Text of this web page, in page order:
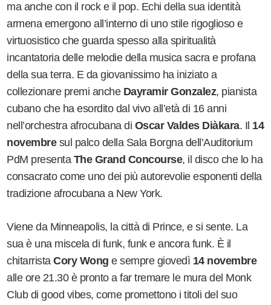
ma anche con il rock e il pop. Echi della sua identità
armena emergono all ’interno di uno stile rigoglioso e
virtuosistico che guarda spesso alla spiritualità
incantatoria delle melodie della musica sacra e profana
della sua terra. E da giovanissimo ha iniziato a
collezionare premi anche Dayramir Gonzalez, pianista
cubano che ha esordito dal vivo all ’età di 16 anni
nell ’orchestra afrocubana di Oscar Valdes Diàkara. Il 14
novembresul palco della Sala Borgna dell ’Auditorium
PdM presenta The Grand Concourse, il disco che lo ha
consacrato come uno dei più autorevolie esponenti della
tradizione afrocubana a New York.
Viene da Minneapolis, la città di Prince, e si sente. La
sua è una miscela di funk, funk e ancora funk. È il
chitarristaCory Wong e sempre giovedì 14 novembre
alle ore 21.30 è pronto a far tremare le mura del Monk
Club di good vibes, come promettono i titoli del suo